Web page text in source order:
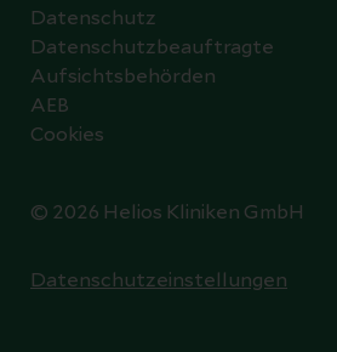
© 2026 Helios Kliniken GmbH
Datenschutz
Datenschutzbeauftragte
Aufsichtsbehörden
AEB
Cookies
Datenschutzeinstellungen